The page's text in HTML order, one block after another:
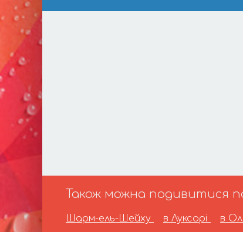
Також можна подивитися
Шарм-ель-Шейху в Луксорі в